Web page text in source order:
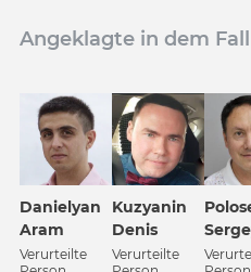
Angeklagte in dem Fall
Danielyan
Aram
Verurteilte
Kuzyanin
Denis
Verurteilte